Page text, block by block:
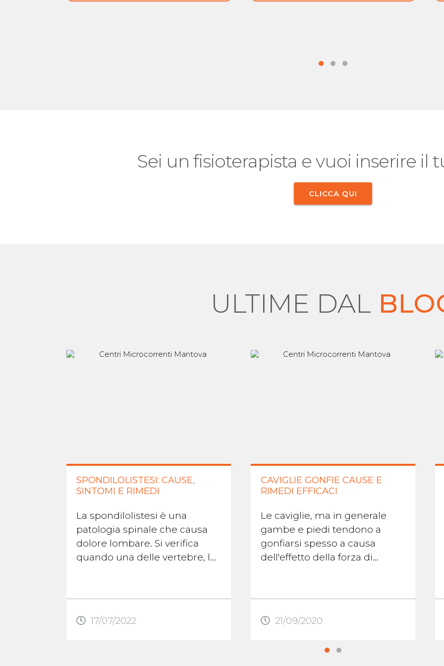
Sei un fisioterapista e vuoi inserire il
CLICCA QUI
ULTIME DAL
SPONDILOLISTESI: CAUSE,
SINTOMI E RIMEDI
La spondilolistesi è una
patologia spinale che causa
dolore lombare. Si verifica
quando una delle vertebre, le
...
17/07/2022
CAVIGLIE GONFIE CAUSE E
RIMEDI EFFICACI
Le caviglie, ma in generale
gambe e piedi tendono a
gonfiarsi spesso a causa
dell'effetto della forza di
molto tempo in piedi o ...
21/09/2020